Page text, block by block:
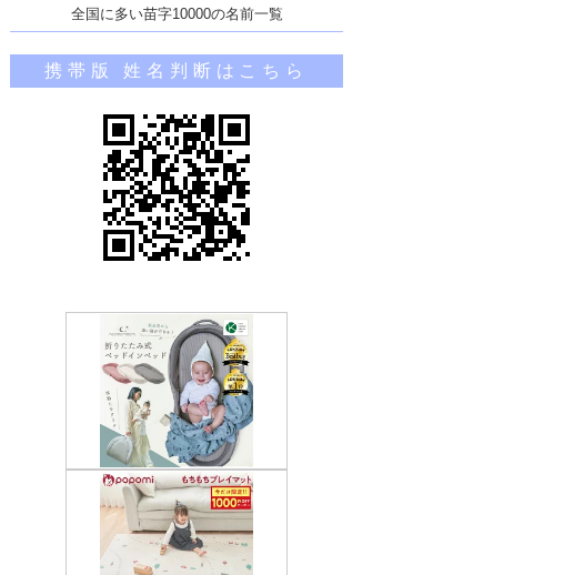
全国に多い苗字10000の名前一覧
携帯版 姓名判断はこちら